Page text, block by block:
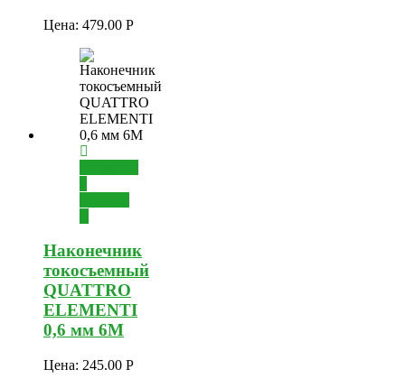
Цена: 479.00 Р
Наконечник
токосъемный
QUATTRO
ELEMENTI
0,6 мм 6М
Цена: 245.00 Р